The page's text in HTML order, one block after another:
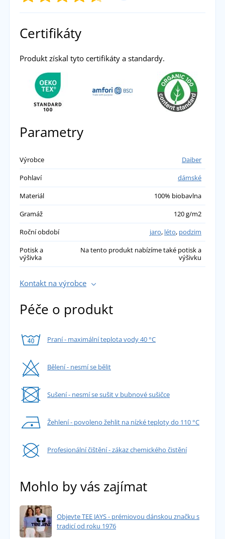
Martina
Tričko je lehké, příjemné, vzdušné. Velikost
odpovídá. Doporučuji 😉
přidáno 27.06.2023
Certifikáty
Produkt získal tyto certifikáty a standardy.
Parametry
Výrobce
Daiber
Pohlaví
dámské
Materiál
100% biobavlna
Gramáž
120 g/m2
Roční období
jaro, léto, podzim
Potisk a
výšivka
Na tento produkt nabízíme také potisk a
výšivku
Kontakt na výrobce
Péče o produkt
Praní - maximální teplota vody 40 °C
Bělení - nesmí se bělit
Sušení - nesmí se sušit v bubnové sušičce
Žehlení - povoleno žehlit na nízké teploty do 110 °C
Profesionální čištění - zákaz chemického čistění
Mohlo by vás zajímat
Objevte TEE JAYS - prémiovou dánskou značku s
tradicí od roku 1976